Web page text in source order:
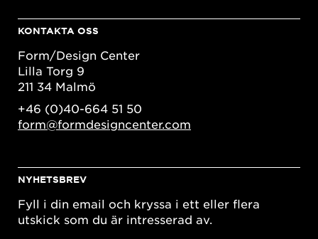
KONTAKTA OSS
Form/Design Center
Lilla Torg 9
211 34 Malmö
+46 (0)40-664 51 50
form@formdesigncenter.com
NYHETSBREV
Fyll i din email och kryssa i ett eller flera
utskick som du är intresserad av.